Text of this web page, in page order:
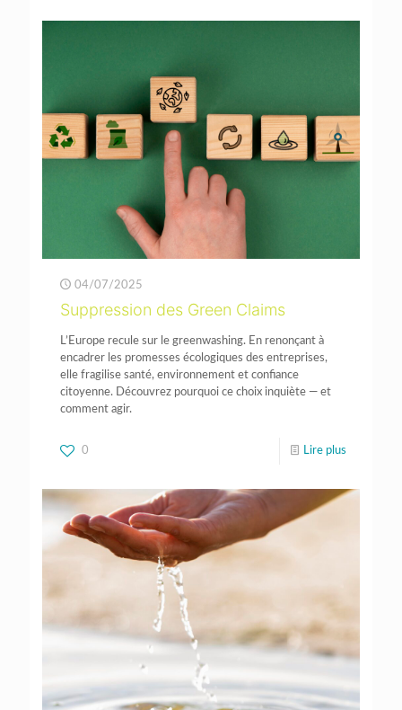
04/07/2025
Suppression des Green Claims
L’Europe recule sur le greenwashing. En renonçant à
encadrer les promesses écologiques des entreprises,
elle fragilise santé, environnement et confiance
citoyenne. Découvrez pourquoi ce choix inquiète — et
comment agir.
0 Lire plus